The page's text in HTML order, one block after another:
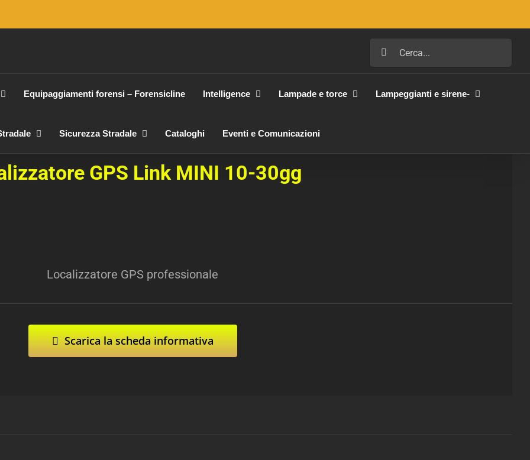
Cerca
per:
Equipaggiamenti forensi – Forensicline Intelligence Lampade e torce Lampeggianti e sirene-
Sicurezza Stradale Cataloghi Eventi e Comunicazioni
GPS Link MINI 10-30gg
Localizzatore GPS professionale
Scarica la scheda informativa